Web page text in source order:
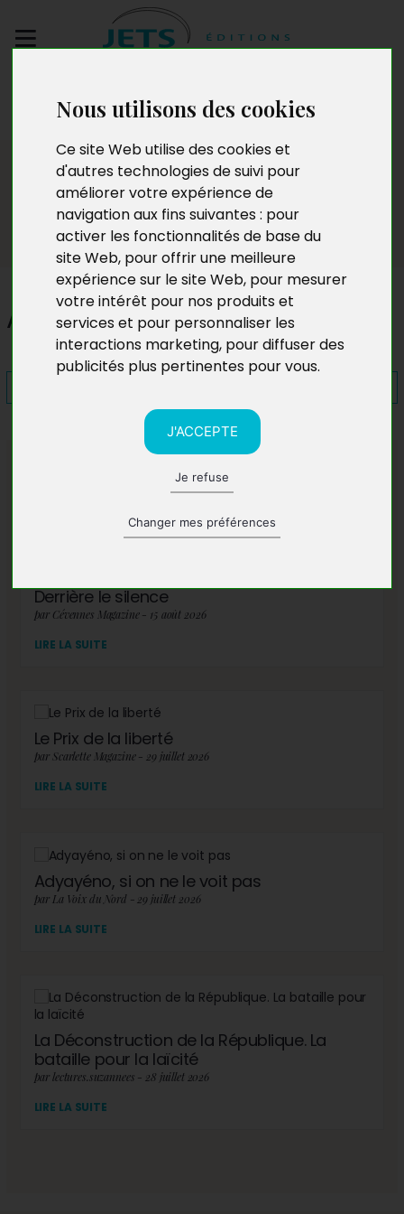
Nous utilisons des cookies
Ce site Web utilise des cookies et
d'autres technologies de suivi pour
améliorer votre expérience de
navigation aux fins suivantes : pour
activer les fonctionnalités de base du
site Web, pour offrir une meilleure
expérience sur le site Web, pour mesurer
votre intérêt pour nos produits et
services et pour personnaliser les
interactions marketing, pour diffuser des
publicités plus pertinentes pour vous.
J'ACCEPTE
Je refuse
Changer mes préférences
manuscrit
Presse
Aucun regret
A lire également
Derrière le silence
par Cévennes Magazine - 15 août 2026
LIRE LA SUITE
Le Prix de la liberté
par Scarlette Magazine - 29 juillet 2026
LIRE LA SUITE
Adyayéno, si on ne le voit pas
par La Voix du Nord - 29 juillet 2026
LIRE LA SUITE
La Déconstruction de la République. La
bataille pour la laïcité
par lectures.suzannees - 28 juillet 2026
LIRE LA SUITE